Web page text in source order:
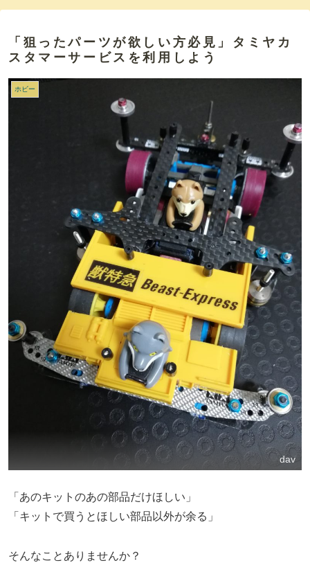
「狙ったパーツが欲しい方必見」タミヤカ
スタマーサービスを利用しよう
ホビー
dav
「あのキットのあの部品だけほしい」
「キットで買うとほしい部品以外が余る」
そんなことありませんか？